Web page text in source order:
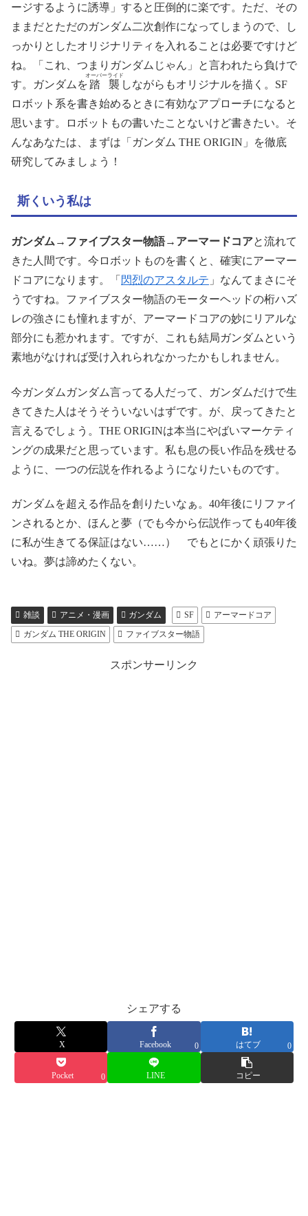
ージするように誘導」すると圧倒的に楽です。ただ、その
ままだとただのガンダム二次創作になってしまうので、し
っかりとしたオリジナリティを入れることは必要ですけど
ね。「これ、つまりガンダムじゃん」と言われたら負けで
す。ガンダムを 踏襲
オーバーライド
しながらもオリジナルを描く。SF
ロボット系を書き始めるときに有効なアプローチになると
思います。ロボットもの書いたことないけど書きたい。そ
んなあなたは、まずは「ガンダム THE ORIGIN」を徹底
研究してみましょう！
斯くいう私は
ガンダム → ファイブスター物語→ アーマードコアと流れて
きた人間です。今ロボットものを書くと、確実にアーマー
ドコアになります。「 閃烈のアスタルテ 」なんてまさにそ
うですね。ファイブスター物語のモーターヘッドの桁ハズ
レの強さにも憧れますが、アーマードコアの妙にリアルな
部分にも惹かれます。ですが、これも結局ガンダムという
素地がなければ受け入れられなかったかもしれません。
今ガンダムガンダム言ってる人だって、ガンダムだけで生
きてきた人はそうそういないはずです。が、戻ってきたと
言えるでしょう。THE ORIGINは本当にやばいマーケティ
ングの成果だと思っています。私も息の長い作品を残せる
ように、一つの伝説を作れるようになりたいものです。
ガンダムを超える作品を創りたいなぁ。40年後にリファイ
ンされるとか、ほんと夢（でも今から伝説作っても40年後
に私が生きてる保証はない……） でもとにかく頑張りた
いね。夢は諦めたくない。
雑談 アニメ・漫画 ガンダム SF
アーマードコア
ガンダム THE ORIGIN
ファイブスター物語
スポンサーリンク
シェアする
X Facebook 0 はてブ 0
Pocket 0 LINE コピー